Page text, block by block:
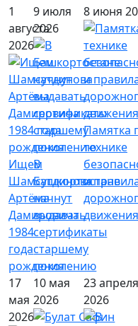
1
августа
2026
Ищем
Шамсутдинова
Артёма
Дамировича
1984
года
рождения
9 июля
2026
В
Башкортостане
начнут
выдавать
сертификаты
старшему
поколению
8 июня
Памятка
технике
и
движения
17
мая
2026
10 мая
2026
23 апреля
2026